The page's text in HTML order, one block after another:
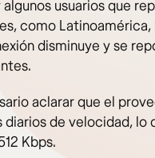
usuarios que
como Latinoamérica,
disminuye y se
aclarar que el
de velocidad, lo
Kbps.